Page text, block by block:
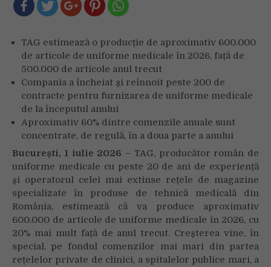
20%
producția
uniforme
medicale
în
2026,
pe
fondul
comenzilor
venite
la
rețele
private
de
clinici,
spitale
publice
mari
și
TAG estimează o producție de aproximativ 600.000
de articole de uniforme medicale în 2026, față de
500.000 de articole anul trecut
Compania a încheiat și reînnoit peste 200 de
contracte pentru furnizarea de uniforme medicale
de la începutul anului
Aproximativ 60% dintre comenzile anuale sunt
concentrate, de regulă, în a doua parte a anului
București, 1 iulie 2026 – TAG, producător român de
uniforme medicale cu peste 20 de ani de experiență
și operatorul celei mai extinse rețele de magazine
specializate în produse de tehnică medicală din
România, estimează că va produce aproximativ
600.000 de articole de uniforme medicale în 2026, cu
20% mai mult față de anul trecut. Creșterea vine, în
special, pe fondul comenzilor mai mari din partea
rețelelor private de clinici, a spitalelor publice mari, a